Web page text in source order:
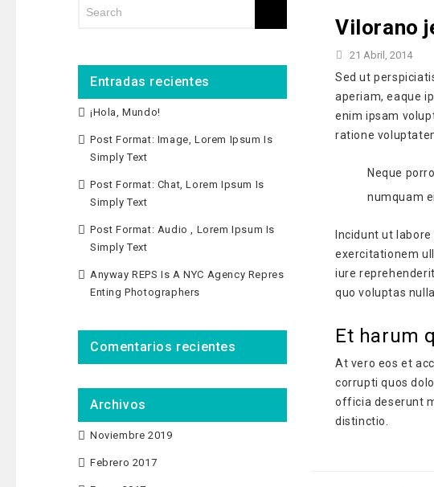
Vilorano
21 Abril, 2014
Sed ut
aperiam, eaque
enim ipsam
ratione
Neque
numquam
Incidunt ut
exercitationem
iure
quo voluptas
Et harum
At vero eos et
corrupti quos
officia deserunt
distinctio.
Entradas recientes
¡Hola, Mundo!
Post Format: Image, Lorem Ipsum Is
Simply Text
Post Format: Chat, Lorem Ipsum Is
Simply Text
Post Format: Audio , Lorem Ipsum Is
Simply Text
Anyway REPS Is A NYC Agency Repres
Enting Photographers
Comentarios recientes
Archivos
Noviembre 2019
Febrero 2017